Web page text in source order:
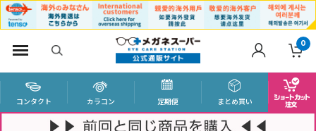
0
コンタクト カラコン 定期便 まとめ買い